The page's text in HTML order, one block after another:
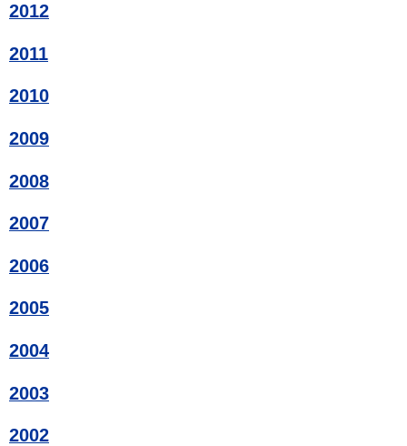
2012
2011
2010
2009
2008
2007
2006
2005
2004
2003
2002